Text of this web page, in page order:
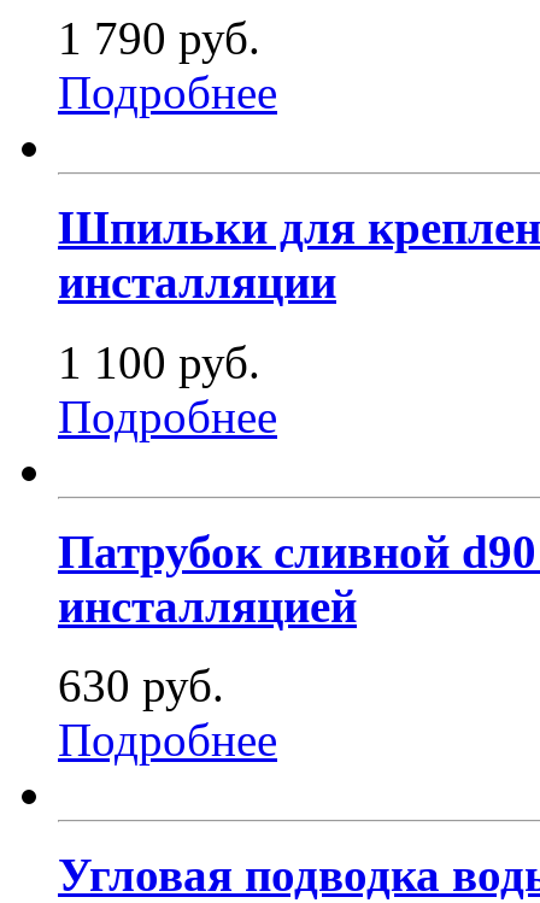
1 790 руб.
Подробнее
Шпильки для
инсталляции
1 100 руб.
Подробнее
Патрубок сливной
инсталляцией
630 руб.
Подробнее
Угловая подводка